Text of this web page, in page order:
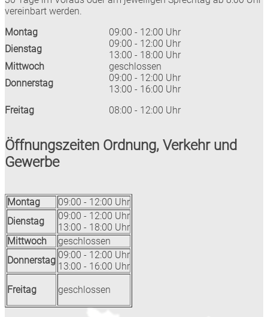
vereinbart werden.
Montag
09:00 - 12:00 Uhr
Dienstag
09:00 - 12:00 Uhr
13:00 - 18:00 Uhr
Mittwoch
geschlossen
Donnerstag
09:00 - 12:00 Uhr
13:00 - 16:00 Uhr
Freitag
08:00 - 12:00 Uhr
Öffnungszeiten Ordnung, Verkehr und
Gewerbe
Montag
09:00 - 12:00 Uhr
Dienstag
09:00 - 12:00 Uhr
13:00 - 18:00 Uhr
Mittwoch
geschlossen
Donnerstag 09:00 - 12:00 Uhr
13:00 - 16:00 Uhr
Freitag geschlossen